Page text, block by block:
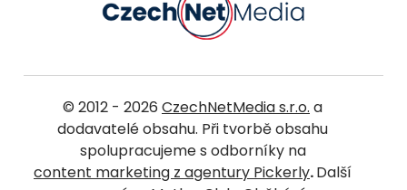
© 2012 - 2026 CzechNetMedia s.r.o. a
dodavatelé obsahu. Při tvorbě obsahu
spolupracujeme s odborníky na
content marketing z agentury Pickerly.Další